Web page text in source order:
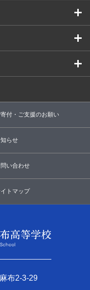
付・ご支援のお願い
らせ
い合わせ
トマップ
布2-3-29